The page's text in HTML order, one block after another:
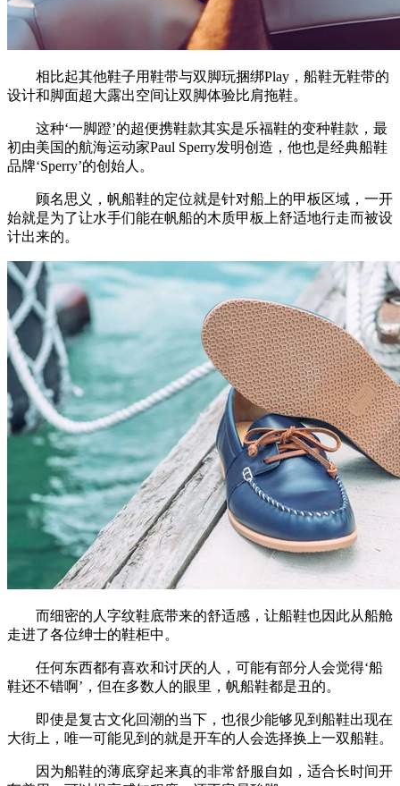
相比起其他鞋子用鞋带与双脚玩捆绑Play，船鞋无鞋带的
设计和脚面超大露出空间让双脚体验比肩拖鞋。
这种‘一脚蹬’的超便携鞋款其实是乐福鞋的变种鞋款，最
初由美国的航海运动家Paul Sperry发明创造，他也是经典船鞋
品牌‘Sperry’的创始人。
顾名思义，帆船鞋的定位就是针对船上的甲板区域，一开
始就是为了让水手们能在帆船的木质甲板上舒适地行走而被设
计出来的。
而细密的人字纹鞋底带来的舒适感，让船鞋也因此从船舱
走进了各位绅士的鞋柜中。
任何东西都有喜欢和讨厌的人，可能有部分人会觉得‘船
鞋还不错啊’，但在多数人的眼里，帆船鞋都是丑的。
即使是复古文化回潮的当下，也很少能够见到船鞋出现在
大街上，唯一可能见到的就是开车的人会选择换上一双船鞋。
因为船鞋的薄底穿起来真的非常舒服自如，适合长时间开